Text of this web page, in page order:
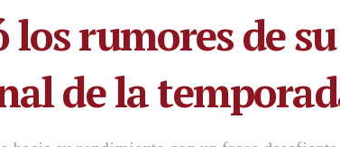
rumores de
de la